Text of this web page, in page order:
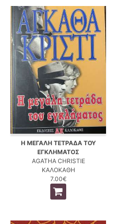
Η ΜΕΓΑΛΗ ΤΕΤΡΑΔΑ ΤΟΥ
ΕΓΚΛΗΜΑΤΟΣ
AGATHA CHRISTIE
ΚΑΛΟΚΑΘΗ
7.00€